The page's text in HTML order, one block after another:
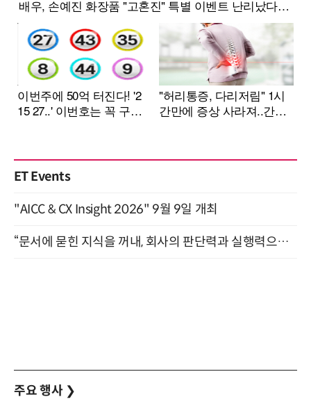
ET Events
"AICC & CX Insight 2026" 9월 9일 개최
“문서에 묻힌 지식을 꺼내, 회사의 판단력과 실행력으로 바꾸다” (8/20)
주요 행사 ❯